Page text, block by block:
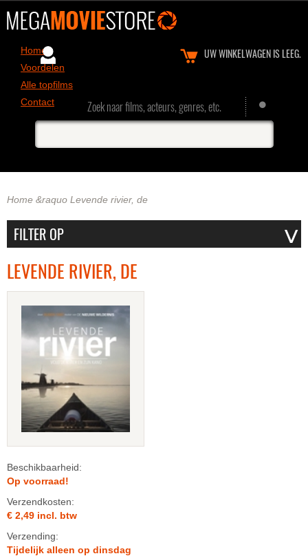
UW WINKELWAGEN IS LEEG.
Home
Voordelen
Alle topfilms
Contact
Zoek naar films, acteurs, genres, etc.
Home &raquo Levende rivier, de
LEVENDE RIVIER, DE
Beschikbaarheid:
Op voorraad!
Verzendkosten:
€ 2,49 incl. btw
Verzending:
Tijdelijk alleen op dinsdag